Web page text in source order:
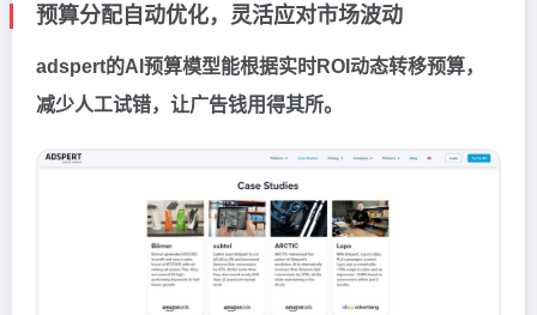
预算分配自动优化，灵活应对市场波动
adspert的AI预算模型能根据实时ROI动态转移预算，
减少人工试错，让广告钱用得其所。